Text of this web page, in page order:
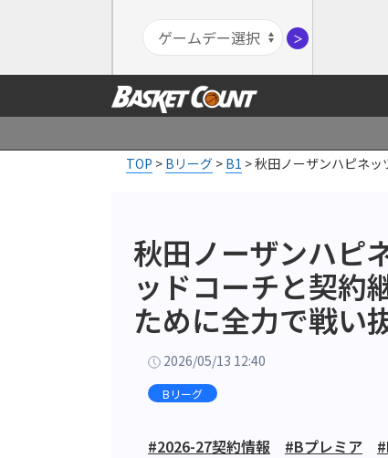
＞
TOP > Bリーグ > B1 >秋田ノーザンハピネッ
秋田ノーザンハピ
ッドコーチと契約
ために全力で戦い
2026/05/13 12:40
Bリーグ
#2026-27契約情報 #Bプレミア